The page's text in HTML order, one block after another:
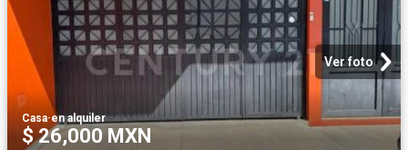
Ver foto
Casa·en alquiler
$ 26,000 MXN